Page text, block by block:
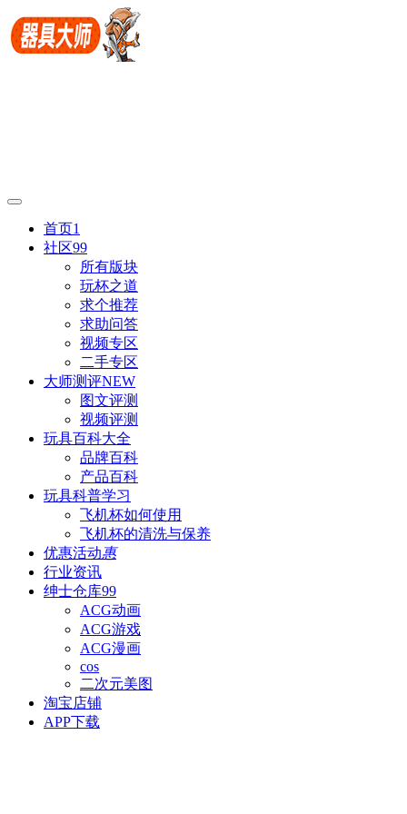
首页1
社区99
所有版块
玩杯之道
求个推荐
求助问答
视频专区
二手专区
大师测评NEW
图文评测
视频评测
玩具百科大全
品牌百科
产品百科
玩具科普学习
飞机杯如何使用
飞机杯的清洗与保养
优惠活动惠
行业资讯
绅士仓库99
ACG动画
ACG游戏
ACG漫画
cos
二次元美图
淘宝店铺
APP下载